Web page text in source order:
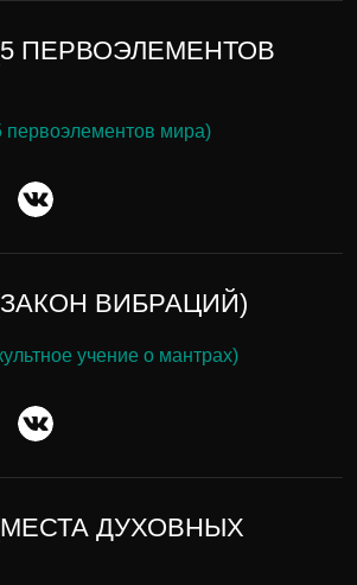
ПЕРВОЭЛЕМЕНТОВ
первоэлементов мира)
ВИБРАЦИЙ)
учение о мантрах)
ДУХОВНЫХ